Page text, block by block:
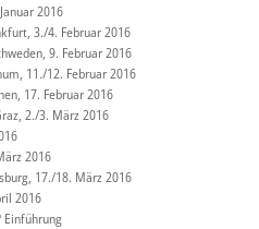
2016
3./4. Februar 2016
9. Februar 2016
11./12. Februar 2016
17. Februar 2016
2./3. März 2016
2016
17./18. März 2016
2016
Einführung